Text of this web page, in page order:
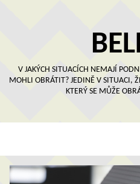
V JAKÝCH SITUACÍCH NEMAJÍ
MOHLI OBRÁTIT? JEDINĚ V SITUACI,
KTERÝ SE MŮŽE